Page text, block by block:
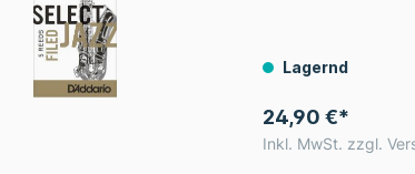
Lagernd
24,90 €*
Inkl. MwSt. zzgl.